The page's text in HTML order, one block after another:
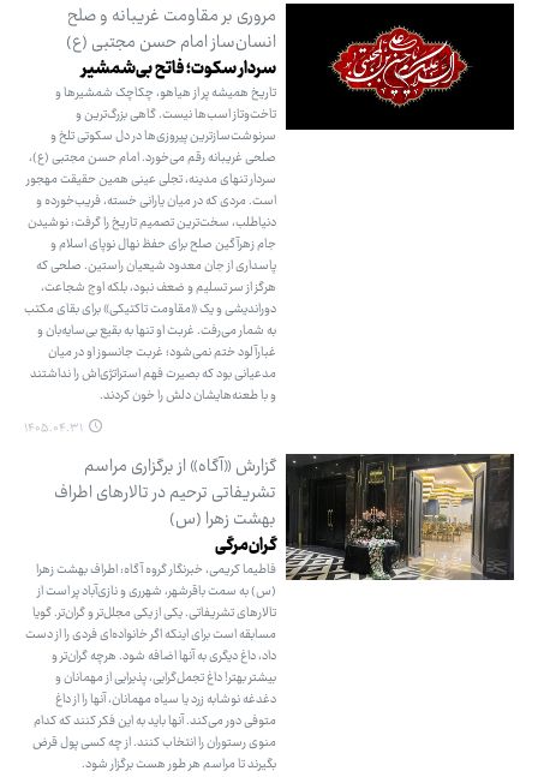
مروری بر مقاومت غریبانه و صلح
انسان‌ساز امام حسن مجتبی (ع)
سردار سکوت؛ فاتح بی‌شمشیر
تاریخ همیشه پر از هیاهو، چکاچک شمشیرها و
تاخت‌وتاز اسب‌ها نیست. گاهی بزرگ‌ترین و
سرنوشت‌سازترین پیروزی‌ها در دل سکوتی تلخ و
صلحی غریبانه رقم می‌خورد. امام حسن مجتبی (ع)،
سردار تنهای مدینه، تجلی عینی همین حقیقت مهجور
است. مردی که در میان یارانی خسته، فریب‌خورده و
دنیاطلب، سخت‌ترین تصمیم تاریخ را گرفت: نوشیدن
جام زهرآگین صلح برای حفظ نهال نوپای اسلام و
پاسداری از جان معدود شیعیان راستین. صلحی که
هرگز از سر تسلیم و ضعف نبود، بلکه اوج شجاعت،
دوراندیشی و یک «مقاومت تاکتیکی» برای بقای مکتب
به شمار می‌رفت. غربت او تنها به بقیع بی‌سایه‌بان و
غبارآلود ختم نمی‌شود؛ غربت جانسوز او در میان
مدعیانی بود که بصیرت فهم استراتژی‌اش را نداشتند
و با طعنه‌هایشان دلش را خون کردند.
۱۴۰۵.۰۴.۳۱
گزارش «آگاه» از برگزاری مراسم
تشریفاتی ترحیم در تالارهای اطراف
بهشت زهرا (س)
گران‌مرگی
فاطیما کریمی، خبرنگار گروه آگاه: اطراف بهشت زهرا
(س) به سمت باقرشهر، شهرری و نازی‌آباد پر است از
تالارهای تشریفاتی. یکی از یکی مجلل‌تر و گران‌تر. گویا
مسابقه است برای اینکه اگر خانواده‌ای فردی را از دست
داد، داغ دیگری به آنها اضافه شود. هرچه گران‌تر و
بیشتر بهتر! داغ تجمل‌گرایی، پذیرایی از مهمانان و
دغدغه نوشابه زرد یا سیاه مهمانان، آنها را از داغ
متوفی دور می‌کند. آنها باید به این فکر کنند که کدام
منوی رستوران را انتخاب کنند. از چه کسی پول قرض
بگیرند تا مراسم هر طور هست برگزار شود.